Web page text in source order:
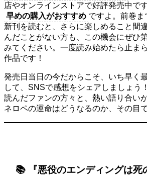
店やオンラインストアで好評発売中で
早めの購入がおすすめ ですよ。前巻ま
新刊を読むと、さらに楽しめること間
んだことがない方も、この機会にぜひ
みてください。一度読み始めたら止ま
作品です！
発売日当日の今だからこそ、いち早く
して、SNSで感想をシェアしましょう
読んだファンの方々と、熱い語り合い
ネロペの運命はどうなるのか、その目
📚 『悪役のエンディングは死